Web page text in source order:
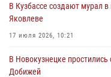
06 августа 2026, 09:18
В Кузбассе создают мурал
Яковлеве
17 июля 2026, 10:21
В Новокузнецке
Добижей